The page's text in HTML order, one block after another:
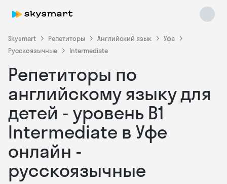
Skysmart Репетиторы Английский язык
Уфа
Русскоязычные
Intermediate
Репетиторы по
английскому языку для
детей - уровень B1
Intermediate в Уфе
онлайн -
русскоязычные
Skysmart Chat